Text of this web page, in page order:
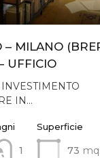
– MILANO
UFFICIO
IN…
1
Superficie
73 mq.